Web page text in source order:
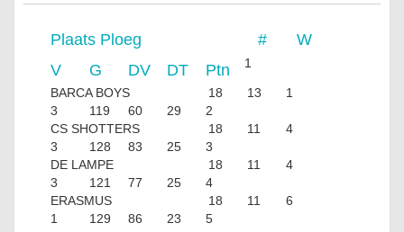
Plaats Ploeg #
W
V
G DV DT Ptn 1
BARCA BOYS 18 13
1
3
119 60 29
2
CS SHOTTERS
18 11
4
3
128 83 25
3
DE LAMPE
18 11
4
3
121 77 25
4
ERASMUS
18 11
6
1
129 86 23
5